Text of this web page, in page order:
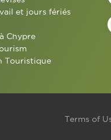
et jours fériés
Chypre
Touristique
Terms of